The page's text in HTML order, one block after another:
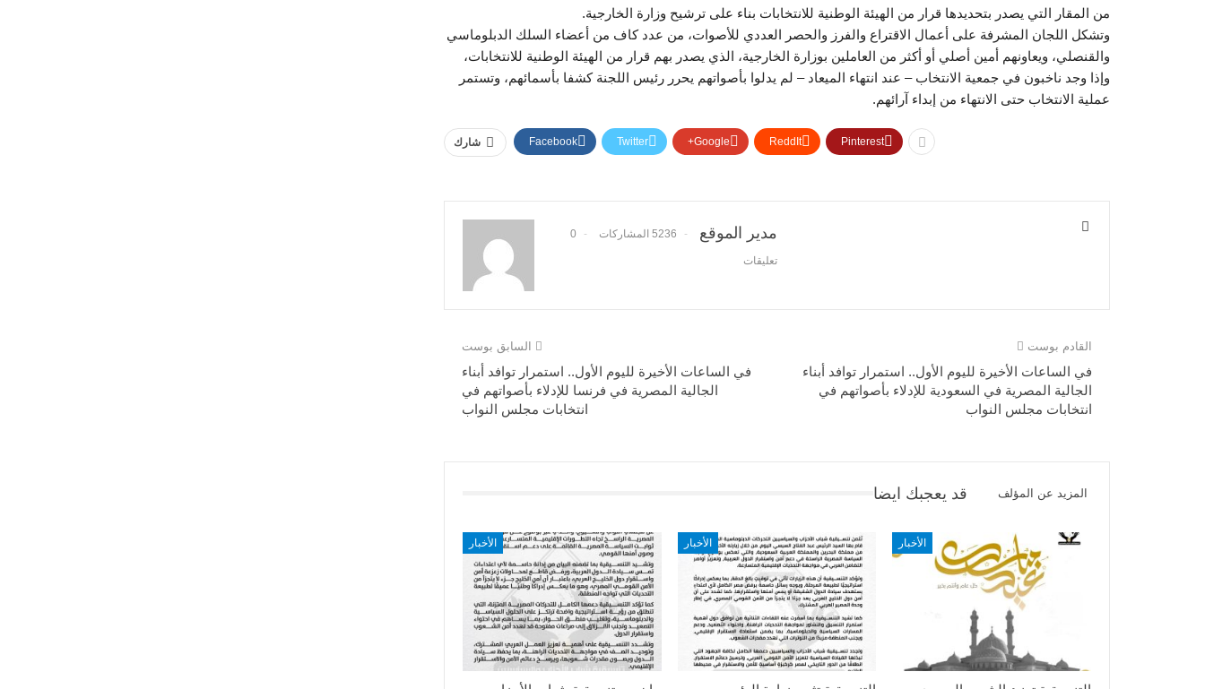
من المقار التي يصدر بتحديدها قرار من الهيئة الوطنية للانتخابات بناء على ترشيح وزارة الخارجية.
وتشكل اللجان المشرفة على أعمال الاقتراع والفرز والحصر العددي للأصوات، من عدد كاف من أعضاء السلك الدبلوماسي
والقنصلي، ويعاونهم أمين أصلي أو أكثر من العاملين بوزارة الخارجية، الذي يصدر بهم قرار من الهيئة الوطنية للانتخابات،
وإذا وجد ناخبون في جمعية الانتخاب – عند انتهاء الميعاد – لم يدلوا بأصواتهم يحرر رئيس اللجنة كشفا بأسمائهم، وتستمر
عملية الانتخاب حتى الانتهاء من إبداء آرائهم.
شارك Facebook Twitter Google+ ReddIt Pinterest
مدير الموقع 5236 المشاركات 0
تعليقات
السابق بوست
في الساعات الأخيرة لليوم الأول.. استمرار توافد أبناء
الجالية المصرية في فرنسا للإدلاء بأصواتهم في
انتخابات مجلس النواب
القادم بوست
في الساعات الأخيرة لليوم الأول.. استمرار توافد أبناء
الجالية المصرية في السعودية للإدلاء بأصواتهم في
انتخابات مجلس النواب
قد يعجبك ايضا المزيد عن المؤلف
الأخبار الأخبار الأخبار